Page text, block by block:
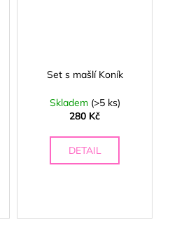
Set s mašlí Koník
Skladem (>5 ks)
280 Kč
DETAIL